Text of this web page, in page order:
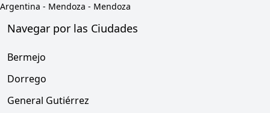
Argentina - Mendoza - Mendoza
Navegar por las Ciudades
Bermejo
Dorrego
General Gutiérrez